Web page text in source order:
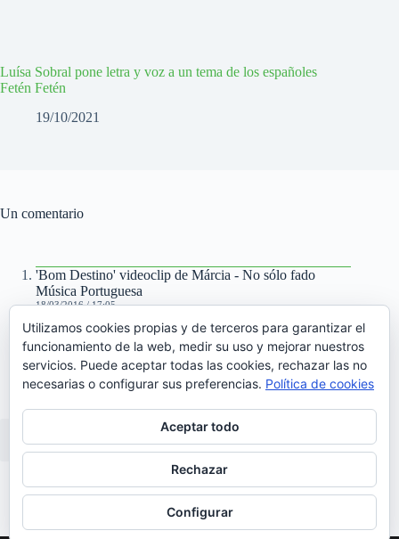
Luísa Sobral pone letra y voz a un tema de los españoles
Fetén Fetén
19/10/2021
Un comentario
'Bom Destino' videoclip de Márcia - No sólo fado
Música Portuguesa
18/03/2016 / 17:05
[…] Su brillante tercer elepé, fue elegido por No sólo
fado como el mejor disco portugués de 2015. Aquí y
aquí los enlaces a nuestra […]
Utilizamos cookies propias y de terceros para garantizar el
funcionamiento de la web, medir su uso y mejorar nuestros
servicios. Puede aceptar todas las cookies, rechazar las no
necesarias o configurar sus preferencias. Política de cookies
Aceptar todo
Rechazar
Configurar